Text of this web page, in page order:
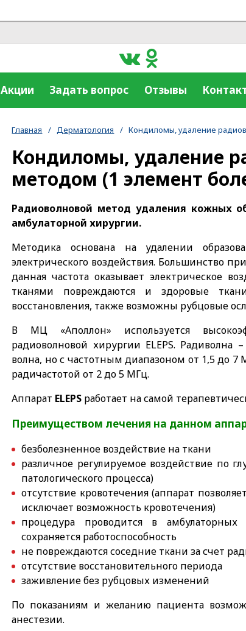
Акции Задать вопрос Отзывы
Главная / Дерматология / Кондиломы, удаление
Кондиломы, удаление
методом (1 элемент
Радиоволновой метод удаления кожных
амбулаторной хирургии.
Методика основана на удалении
электрического воздействия. Большинство
данная частота оказывает электрическое
тканями повреждаются и здоровые
восстановления, также возможны рубцовые
В МЦ «Аполлон» используется
радиоволновой хирургии ELEPS. Радиволна
волна, но с частотным диапазоном от 1,5 до
радичастотой от 2 до 5 МГц.
Аппарат ELEPS работает на самой
Преимуществом лечения на данном
безболезненное воздействие на ткани
различное регулируемое воздействие по
патологического процесса)
отсутствие кровотечения (аппарат
исключает возможность кровотечения)
процедура проводится в
сохраняется работоспособность
не повреждаются соседние ткани за счет
отсутствие восстановительного периода
заживление без рубцовых изменений
По показаниям и желанию пациента
анестезии.